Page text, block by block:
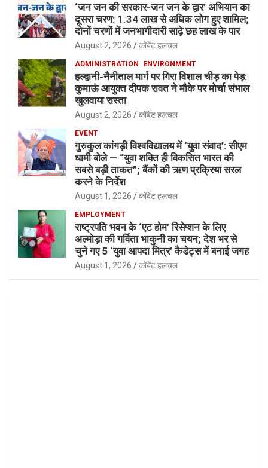
‘जन जन की सरकार-जन जन के द्वार’ अभियान का
दूसरा चरण: 1.34 लाख से अधिक लोग हुए शामिल;
दोनों चरणों में जनभागीदारी साढ़े छह लाख के पार
August 2, 2026 कॉर्बेट हलचल
ADMINISTRATION ENVIRONMENT
हल्द्वानी-नैनीताल मार्ग पर गिरा विशाल चीड़ का पेड़:
कुमाऊं आयुक्त दीपक रावत ने मौके पर मोर्चा संभाल
खुलवाया रास्ता
August 2, 2026 कॉर्बेट हलचल
EVENT
गुरुकुल कांगड़ी विश्वविद्यालय में ‘युवा संवाद’: सीएम
धामी बोले — “युवा शक्ति ही विकसित भारत की
सबसे बड़ी ताकत”; बैंकों की ऋण प्रक्रिया सरल
करने के निर्देश
August 1, 2026 कॉर्बेट हलचल
EMPLOYMENT
राष्ट्रपति भवन के ‘एट होम’ रिसेप्शन के लिए
अल्मोड़ा की गर्विता भाकुनी का चयन; देश भर से
चुने गए 5 ‘युवा आपदा मित्र’ कैडेट्स में बनाई जगह
August 1, 2026 कॉर्बेट हलचल